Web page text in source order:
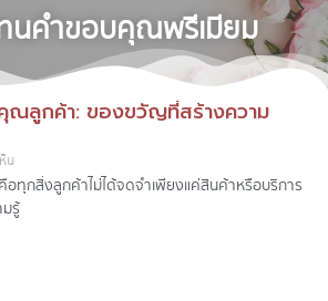
นคำขอบคุณพรีเมียม
ณลูกค้า: ของขวัญที่สร้างความ
น
อทุกสิ่งลูกค้าไม่ได้จดจำเพียงแค่สินค้าหรือบริการ
รู้